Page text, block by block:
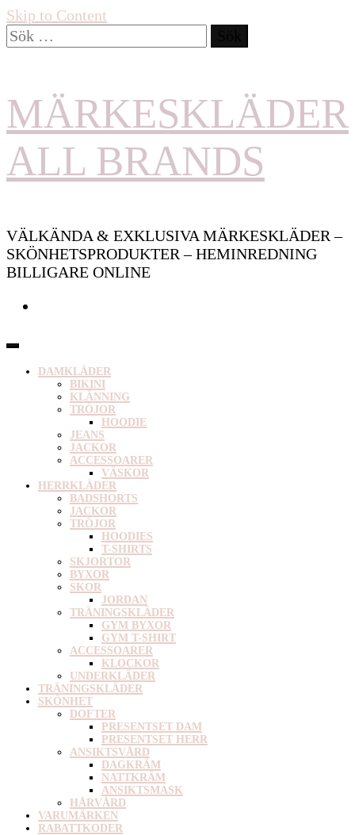
Skip to Content
Sök
efter:
MÄRKESKLÄDER
ALL BRANDS
VÄLKÄNDA & EXKLUSIVA MÄRKESKLÄDER –
SKÖNHETSPRODUKTER – HEMINREDNING
BILLIGARE ONLINE
DAMKLÄDER
BIKINI
KLÄNNING
TRÖJOR
HOODIE
JEANS
JACKOR
ACCESSOARER
VÄSKOR
HERRKLÄDER
BADSHORTS
JACKOR
TRÖJOR
HOODIES
T-SHIRTS
SKJORTOR
BYXOR
SKOR
JORDAN
TRÄNINGSKLÄDER
GYM BYXOR
GYM T-SHIRT
ACCESSOARER
KLOCKOR
UNDERKLÄDER
TRÄNINGSKLÄDER
SKÖNHET
DOFTER
PRESENTSET DAM
PRESENTSET HERR
ANSIKTSVÅRD
DAGKRÄM
NATTKRÄM
ANSIKTSMASK
HÅRVÅRD
VARUMÄRKEN
RABATTKODER